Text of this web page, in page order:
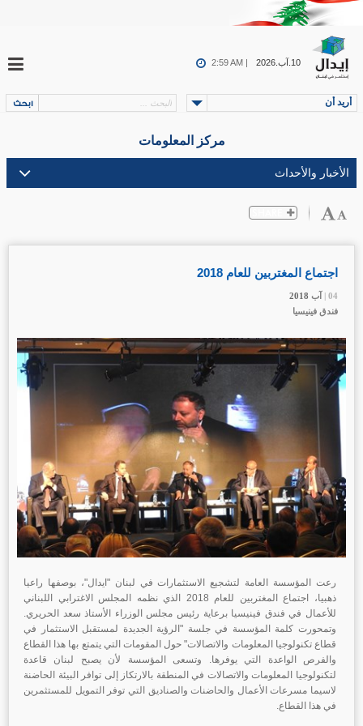
10.آب.2026 2:59 AM |
أريد أن
مركز المعلومات
04 | آب
اجتماع المغتربين للعام 2018
04 | آب
فندق فينيسيا
04 | آب
رعت المؤسسة العامة لتشجيع الاستثمارات في لبنان "ايدال"، بوصفها راعيا
ذهبيا، اجتماع المغتربين للعام 2018 الذي نظمه المجلس الاغترابي اللبناني
للأعمال في فندق فينيسيا برعاية رئيس مجلس الوزراء الأستاذ سعد الحريري.
وتمحورت كلمة المؤسسة في جلسة "الرؤية الجديدة لمستقبل الاستثمار في
قطاع تكنولوجيا المعلومات والاتصالات" حول المقومات التي يتمتع بها هذا القطاع
والفرص الواعدة التي يوفرها. وتسعى المؤسسة لأن يصبح لبنان قاعدة
لتكنولوجيا المعلومات والاتصالات في المنطقة بالارتكاز إلى توافر البيئة الحاضنة
لاسيما مسرعات الأعمال والحاضنات والصناديق التي توفر التمويل للمستثمرين
في هذا القطاع.